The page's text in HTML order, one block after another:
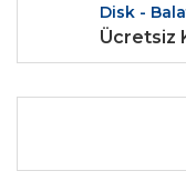
Disk -
Ücretsiz